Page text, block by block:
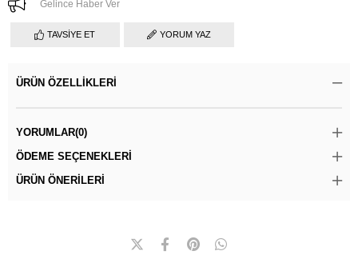
Gelince Haber Ver
TAVSIYE ET YORUM YAZ
ÜRÜN ÖZELLIKLERI
YORUMLAR(0)
ÖDEME SEÇENEKLERI
ÜRÜN ÖNERILERI